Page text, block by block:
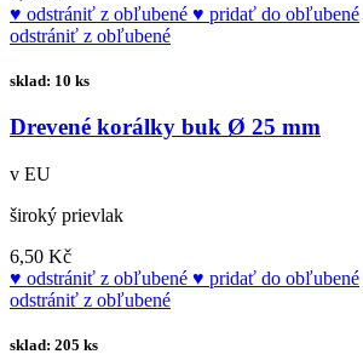
odstrániť z obľubené
pridať do obľubené
odstrániť z obľubené
sklad: 10 ks
Drevené korálky buk Ø 25 mm
v EU
široký prievlak
6,50 Kč
odstrániť z obľubené
pridať do obľubené
odstrániť z obľubené
sklad: 205 ks